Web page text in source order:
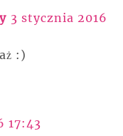
3 stycznia 2016
:)
17:43